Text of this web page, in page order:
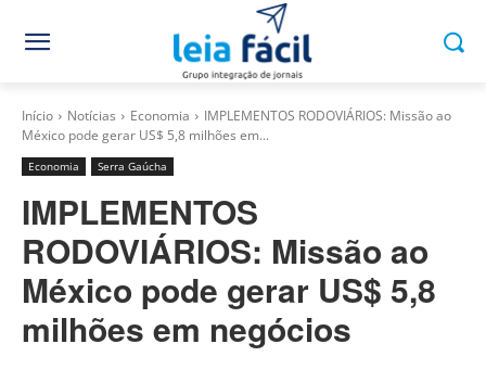
Início Notícias Economia
IMPLEMENTOS RODOVIÁRIOS: Missão ao
México pode gerar US$ 5,8 milhões em...
Economia Serra Gaúcha
IMPLEMENTOS
RODOVIÁRIOS: Missão ao
México pode gerar US$ 5,8
milhões em negócios